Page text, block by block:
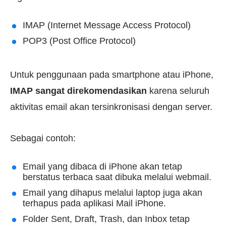
IMAP (Internet Message Access Protocol)
POP3 (Post Office Protocol)
Untuk penggunaan pada smartphone atau iPhone,
IMAP sangat direkomendasikan karena seluruh
aktivitas email akan tersinkronisasi dengan server.
Sebagai contoh:
Email yang dibaca di iPhone akan tetap
berstatus terbaca saat dibuka melalui webmail.
Email yang dihapus melalui laptop juga akan
terhapus pada aplikasi Mail iPhone.
Folder Sent, Draft, Trash, dan Inbox tetap